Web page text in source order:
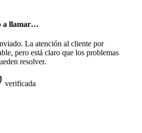
a llamar…
La atención al cliente por
pero está claro que los problemas
resolver.
verificada